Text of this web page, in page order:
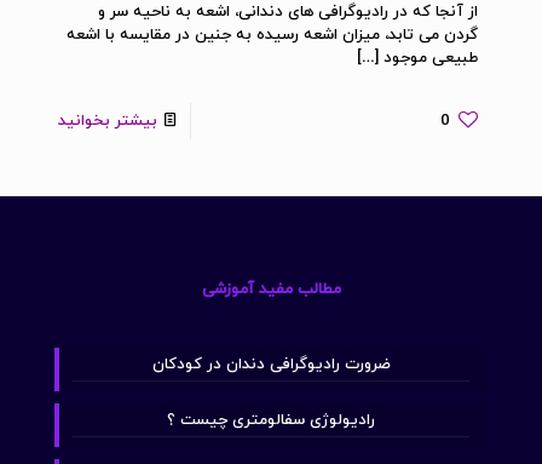
از آنجا که در رادیوگرافی های دندانی، اشعه به ناحیه سر و
گردن می تابد، میزان اشعه رسیده به جنین در مقایسه با اشعه
طبیعی موجود […]
0 بیشتر بخوانید
مطالب مفید آموزشی
ضرورت رادیوگرافی دندان در کودکان
رادیولوژی سفالومتری چیست ؟